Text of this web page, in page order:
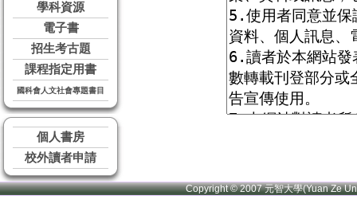
學科資源
電子書
招生考古題
課程指定用書
國科會人文社會專題書目
個人書房
校外讀者申請
Copyright © 2007 元智大學(Yuan Ze